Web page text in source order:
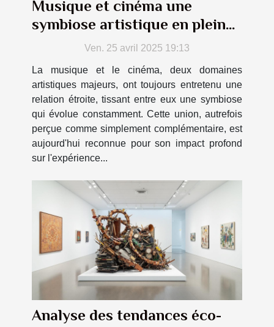
Musique et cinéma une
symbiose artistique en pleine
transformation
Ven. 25 avril 2025 19:13
La musique et le cinéma, deux domaines
artistiques majeurs, ont toujours entretenu une
relation étroite, tissant entre eux une symbiose
qui évolue constamment. Cette union, autrefois
perçue comme simplement complémentaire, est
aujourd'hui reconnue pour son impact profond
sur l'expérience...
Analyse des tendances éco-